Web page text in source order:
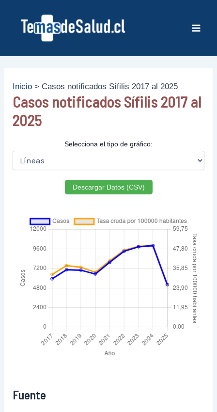
contenido
Inicio Casos notificados Sífilis 2017 al 2025
Casos notificados Sífilis 2017 al
2025
Selecciona el tipo de gráfico:
Descargar Datos (CSV)
Fuente